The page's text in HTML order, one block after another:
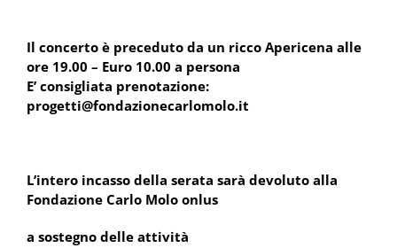
Il concerto è preceduto da un ricco Apericena alle
ore 19.00 – Euro 10.00 a persona
E’ consigliata prenotazione:
progetti@fondazionecarlomolo.it
L’intero incasso della serata sarà devoluto alla
Fondazione Carlo Molo onlus
a sostegno delle attività